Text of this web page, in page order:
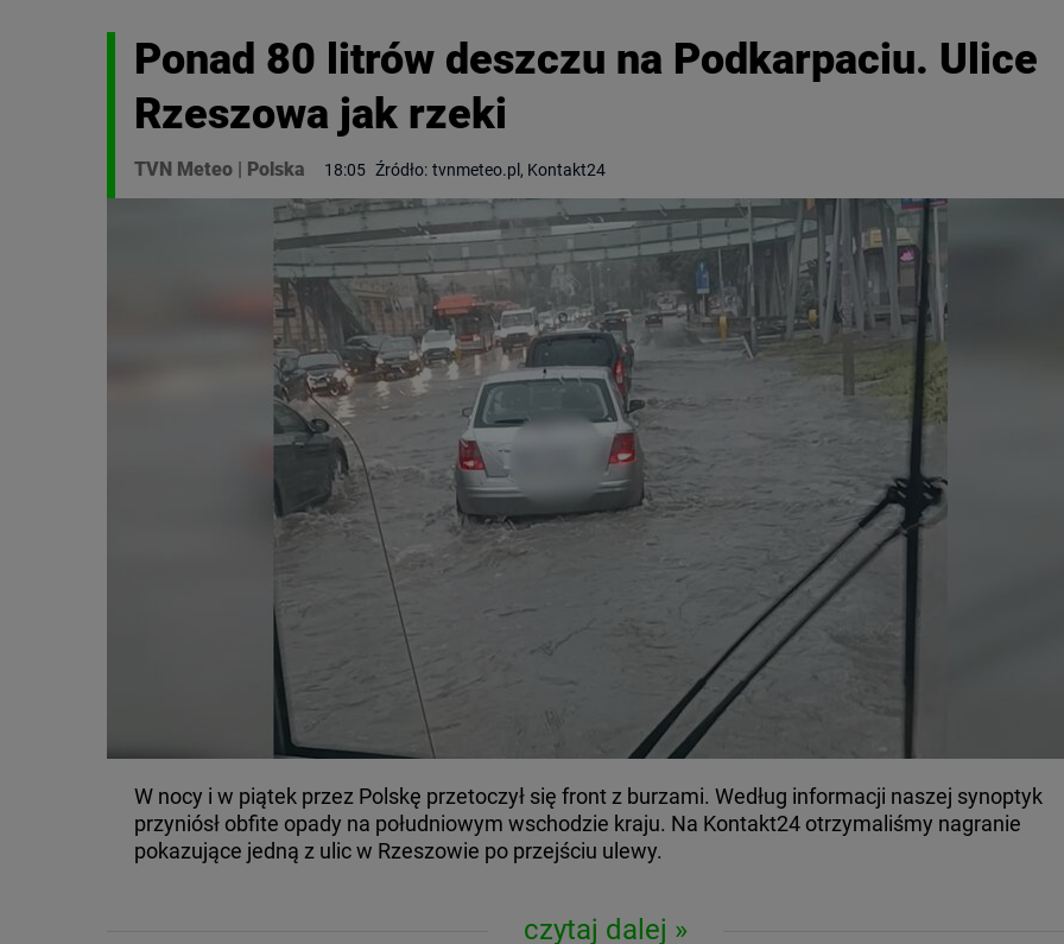
czytaj dalej
W nocy i w piątek przez Polskę przetoczył się front z burzami. Według informacji naszej synoptyk
przyniósł obfite opady na południowym wschodzie kraju. Na Kontakt24 otrzymaliśmy nagranie
pokazujące jedną z ulic w Rzeszowie po przejściu ulewy.
Ponad 80 litrów deszczu na Podkarpaciu. Ulice
Rzeszowa jak rzeki
TVN Meteo | Polska 18:05 Źródło: tvnmeteo.pl, Kontakt24